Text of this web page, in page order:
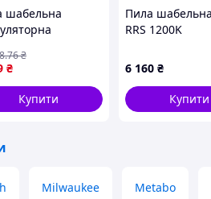
шабельна
₴
.76₴
Купити
Пила
RRS 1200K
6 160 ₴
Купити
Milwaukee Metabo